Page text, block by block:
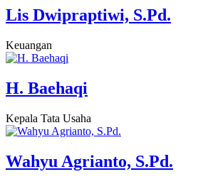
Lis Dwipraptiwi, S.Pd.
Keuangan
H. Baehaqi
Kepala Tata Usaha
Wahyu Agrianto, S.Pd.